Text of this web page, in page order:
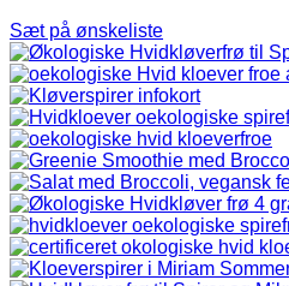
Sæt på ønskeliste